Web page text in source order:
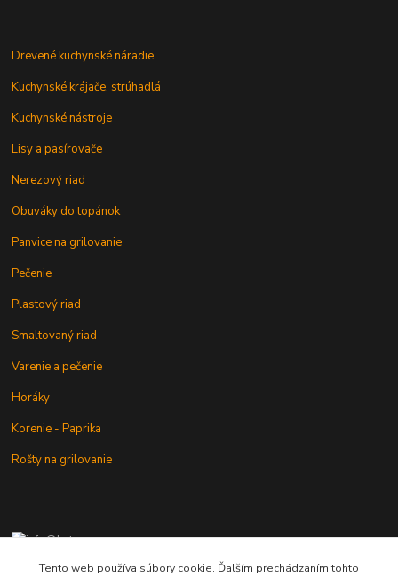
Drevené kuchynské náradie
Kuchynské krájače, strúhadlá
Kuchynské nástroje
Lisy a pasírovače
Nerezový riad
Obuváky do topánok
Panvice na grilovanie
Pečenie
Plastový riad
Smaltovaný riad
Varenie a pečenie
Horáky
Korenie - Paprika
Rošty na grilovanie
+421 902 212 007
od 8:00 - do 16:00 hod
Tento web používa súbory cookie. Ďalším prechádzaním tohto